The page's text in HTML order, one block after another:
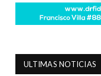
ULTIMAS NOTICIAS